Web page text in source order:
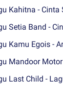
Kahitna - Cinta
Setia Band -
Kamu Egois -
Mandoor
Last Child -